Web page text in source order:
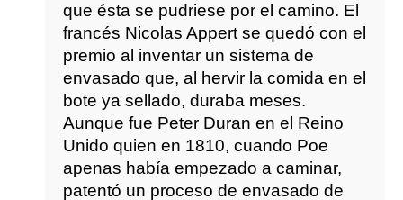
que ésta se pudriese por el camino. El
francés Nicolas Appert se quedó con el
premio al inventar un sistema de
envasado que, al hervir la comida en el
bote ya sellado, duraba meses.
Aunque fue Peter Duran en el Reino
Unido quien en 1810, cuando Poe
apenas había empezado a caminar,
patentó un proceso de envasado de